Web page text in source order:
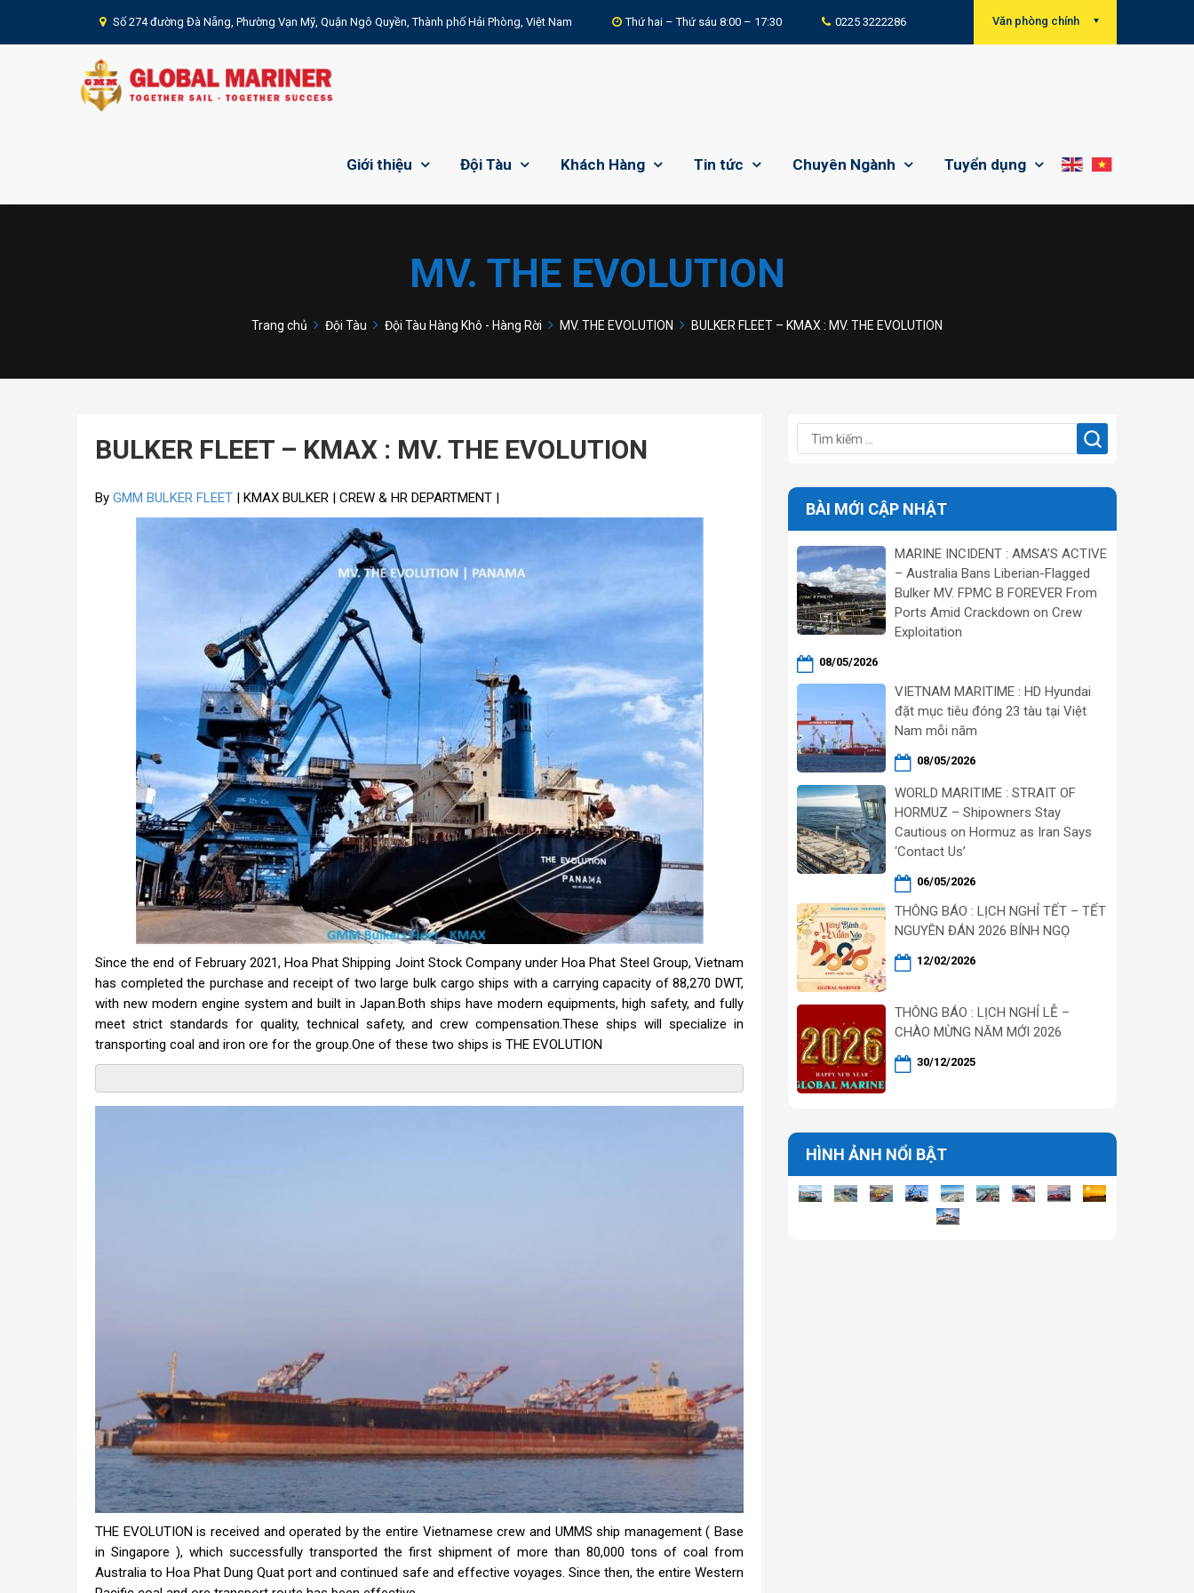
Văn phòng chính
Số 274 đường Đà Nẵng, Phường Vạn Mỹ, Quận Ngô Quyền, Thành phố Hải Phòng, Việt Nam Thứ hai – Thứ sáu 8:00 – 17:30 0225 3222286
Giới thiệu Đội Tàu Khách Hàng Tin tức Chuyên Ngành Tuyển dụng
MV. THE EVOLUTION
Trang chủ Đội Tàu Đội Tàu Hàng Khô - Hàng Rời MV. THE EVOLUTION BULKER FLEET – KMAX : MV. THE EVOLUTION
BULKER FLEET – KMAX : MV. THE EVOLUTION
By GMM BULKER FLEET | KMAX BULKER | CREW & HR DEPARTMENT |
Since the end of February 2021, Hoa Phat Shipping Joint Stock Company under Hoa Phat Steel Group, Vietnam
has completed the purchase and receipt of two large bulk cargo ships with a carrying capacity of 88,270 DWT,
with new modern engine system and built in Japan.Both ships have modern equipments, high safety, and fully
meet strict standards for quality, technical safety, and crew compensation.These ships will specialize in
transporting coal and iron ore for the group.One of these two ships is THE EVOLUTION
THE EVOLUTION is received and operated by the entire Vietnamese crew and UMMS ship management ( Base
in Singapore ), which successfully transported the first shipment of more than 80,000 tons of coal from
Australia to Hoa Phat Dung Quat port and continued safe and effective voyages. Since then, the entire Western
BÀI MỚI CẬP NHẬT
MARINE INCIDENT : AMSA’S ACTIVE
– Australia Bans Liberian-Flagged
Bulker MV. FPMC B FOREVER From
Ports Amid Crackdown on Crew
Exploitation
08/05/2026
VIETNAM MARITIME : HD Hyundai
đặt mục tiêu đóng 23 tàu tại Việt
Nam mỗi năm
08/05/2026
WORLD MARITIME : STRAIT OF
HORMUZ – Shipowners Stay
Cautious on Hormuz as Iran Says
‘Contact Us’
06/05/2026
THÔNG BÁO : LỊCH NGHỈ TẾT – TẾT
NGUYÊN ĐÁN 2026 BÍNH NGỌ
12/02/2026
THÔNG BÁO : LỊCH NGHỈ LỄ –
CHÀO MỪNG NĂM MỚI 2026
30/12/2025
HÌNH ẢNH NỔI BẬT